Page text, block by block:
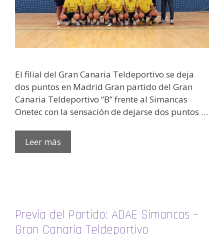
El filial del Gran Canaria Teldeportivo se deja
dos puntos en Madrid Gran partido del Gran
Canaria Teldeportivo “B” frente al Simancas
Onetec con la sensación de dejarse dos puntos …
Leer más
Previa del Partido: ADAE Simancas –
Gran Canaria Teldeportivo